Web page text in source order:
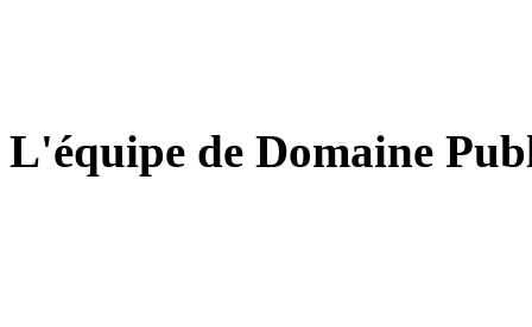
L'équipe de Domaine